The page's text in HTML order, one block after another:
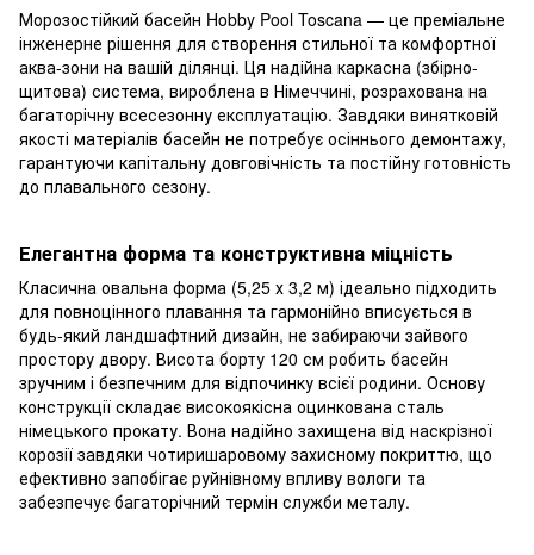
Морозостійкий басейн Hobby Pool Toscana — це преміальне
інженерне рішення для створення стильної та комфортної
аква-зони на вашій ділянці. Ця надійна каркасна (збірно-
щитова) система, вироблена в Німеччині, розрахована на
багаторічну всесезонну експлуатацію. Завдяки винятковій
якості матеріалів басейн не потребує осіннього демонтажу,
гарантуючи капітальну довговічність та постійну готовність
до плавального сезону.
Елегантна форма та конструктивна міцність
Класична овальна форма (5,25 х 3,2 м) ідеально підходить
для повноцінного плавання та гармонійно вписується в
будь-який ландшафтний дизайн, не забираючи зайвого
простору двору. Висота борту 120 см робить басейн
зручним і безпечним для відпочинку всієї родини. Основу
конструкції складає високоякісна оцинкована сталь
німецького прокату. Вона надійно захищена від наскрізної
корозії завдяки чотиришаровому захисному покриттю, що
ефективно запобігає руйнівному впливу вологи та
забезпечує багаторічний термін служби металу.